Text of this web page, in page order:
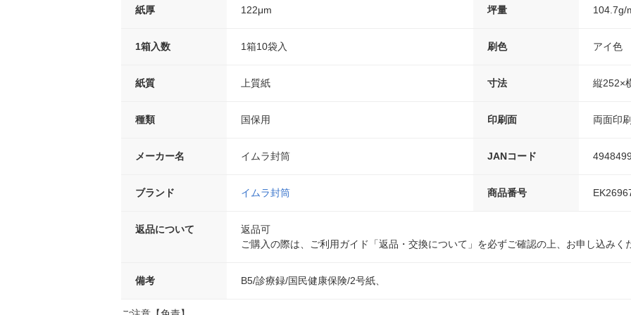
紙厚 122μm 坪量 104.7g/
1箱入数 1箱10袋入 刷色 アイ色
紙質 上質紙 寸法 縦252×
種類 国保用 印刷面 両面印
メーカー名 イムラ封筒 JANコード
ブランド イムラ封筒 商品番号
返品について
返品可
ご購入の際は、ご利用ガイド「返品・交換について」を必ずご確認の上、お申し込みく
備考 B5/診療録/国民健康保険/2号紙、